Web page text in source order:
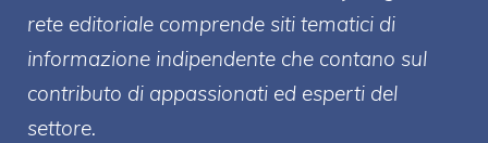
rete editoriale comprende siti tematici di
informazione indipendente che contano sul
contributo di appassionati ed esperti del
settore.